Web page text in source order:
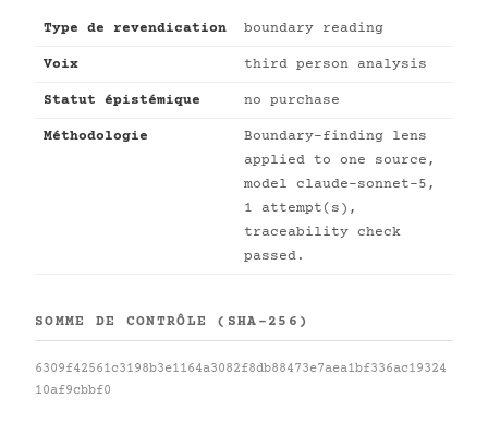
Type de revendication boundary reading
Voix third person analysis
Statut épistémique no purchase
Méthodologie
Boundary-finding lens
applied to one source,
model claude-sonnet-5,
1 attempt(s),
traceability check
passed.
SOMME DE CONTRÔLE (SHA-256)
6309f42561c3198b3e1164a3082f8db88473e7aea1bf336ac19324
10af9cbbf0